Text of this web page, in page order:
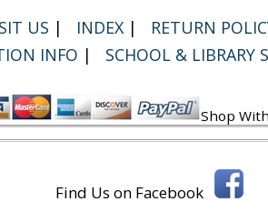
US | INDEX | RETURN
INFO | SCHOOL & LIBRARY
Shop
Find Us on Facebook